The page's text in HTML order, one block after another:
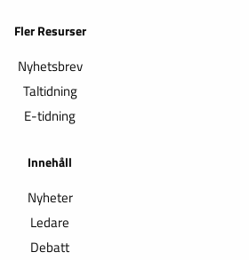
Fler Resurser
Nyhetsbrev
Taltidning
E-tidning
Innehåll
Nyheter
Ledare
Debatt